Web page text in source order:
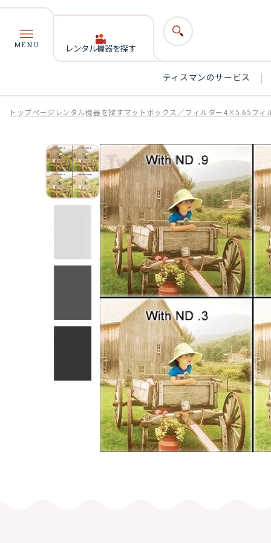
MENU レンタル機器を探す
ティスマンのサービス
トップページ レンタル機器を探すマットボックス／フィルター4×5.65フィ